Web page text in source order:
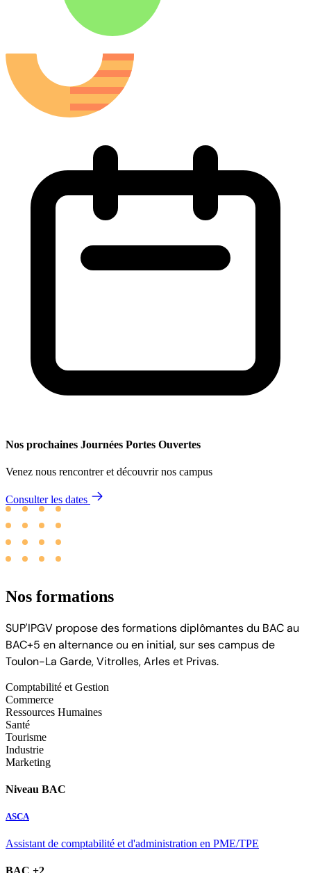
Nos prochaines Journées Portes Ouvertes
Venez nous rencontrer et découvrir nos campus
Consulter les dates
Nos formations
SUP'IPGV propose des formations diplômantes du BAC au
BAC+5 en alternance ou en initial, sur ses campus de
Toulon-La Garde, Vitrolles, Arles et Privas.
Comptabilité et Gestion
Commerce
Ressources Humaines
Santé
Tourisme
Industrie
Marketing
Niveau BAC
ASCA
Assistant de comptabilité et d'administration en PME/TPE